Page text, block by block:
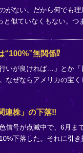
がない。だから何でも
似ていなくもない。つ
“100%”無関係⁉
いが良ければ…」とか
なぜならアメリカの宝
連株」の下落‼
信号が点滅中で、6月ま
下落した。それに引き